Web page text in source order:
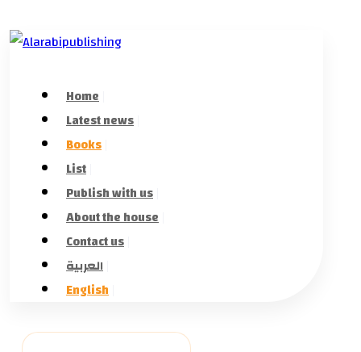
Home
Latest news
Books
List
Publish with us
About the house
Contact us
العربية
English